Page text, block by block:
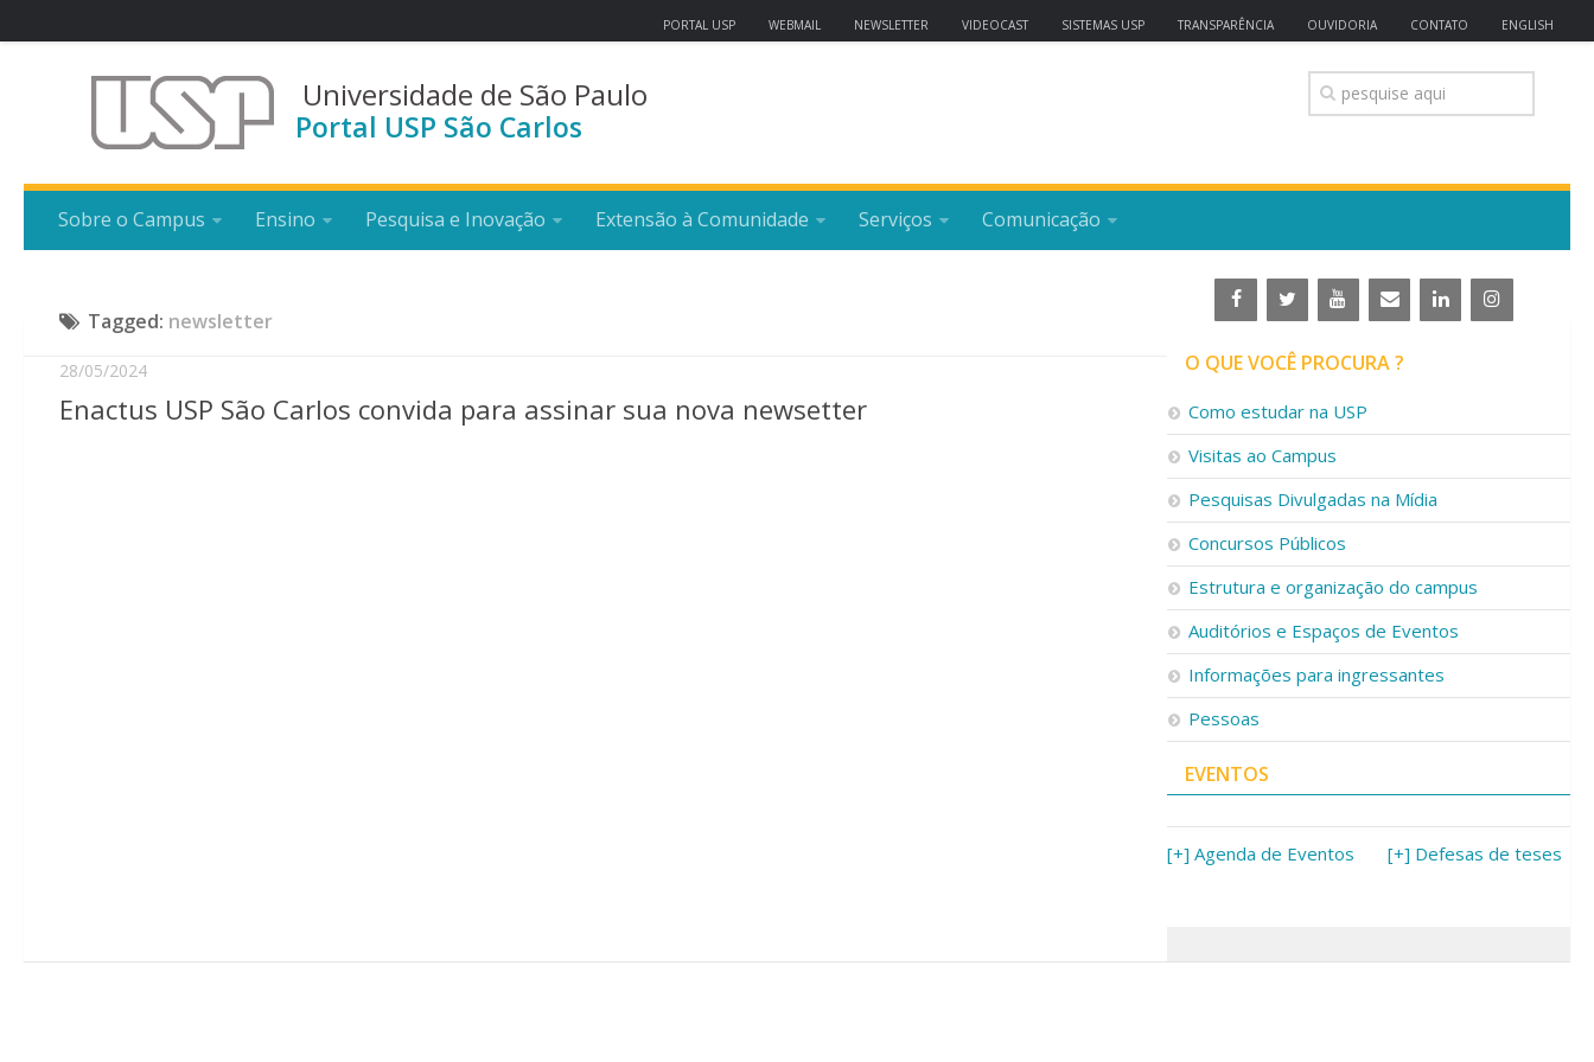
PORTAL USP WEBMAIL NEWSLETTER VIDEOCAST SISTEMAS USP TRANSPARÊNCIA OUVIDORIA CONTATO ENGLISH
Universidade de São Paulo
Portal USP São Carlos
Sobre o Campus Ensino Pesquisa e Inovação Extensão à Comunidade Serviços Comunicação
Tagged: newsletter
28/05/2024
Enactus USP São Carlos convida para assinar sua nova newsetter
O QUE VOCÊ PROCURA ?
Como estudar na USP
Visitas ao Campus
Pesquisas Divulgadas na Mídia
Concursos Públicos
Estrutura e organização do campus
Auditórios e Espaços de Eventos
Informações para ingressantes
Pessoas
EVENTOS
[+] Agenda de Eventos [+] Defesas de teses